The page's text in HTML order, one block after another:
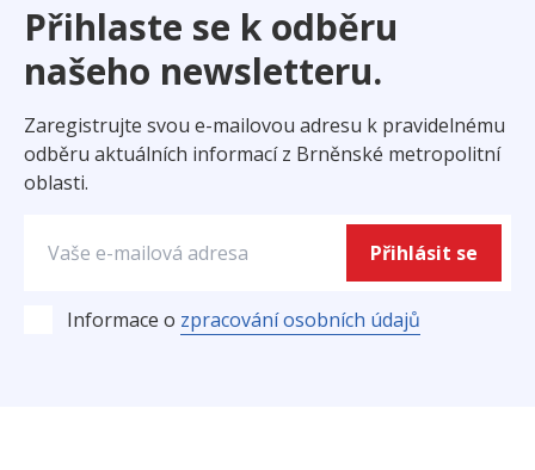
Přihlaste se k odběru
našeho newsletteru.
Zaregistrujte svou e-mailovou adresu k pravidelnému
odběru aktuálních informací z Brněnské metropolitní
oblasti.
Přihlásit se
Informace o zpracování osobních údajů